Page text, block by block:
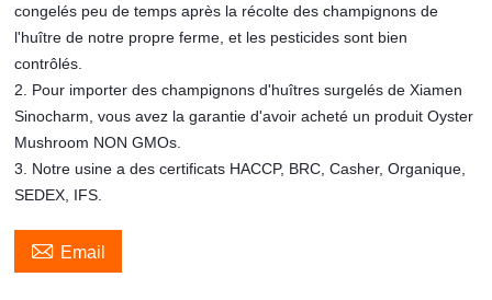
congelés peu de temps après la récolte des champignons de
l'huître de notre propre ferme, et les pesticides sont bien
contrôlés.
2. Pour importer des champignons d'huîtres surgelés de Xiamen
Sinocharm, vous avez la garantie d'avoir acheté un produit Oyster
Mushroom NON GMOs.
3. Notre usine a des certificats HACCP, BRC, Casher, Organique,
SEDEX, IFS.
 Email